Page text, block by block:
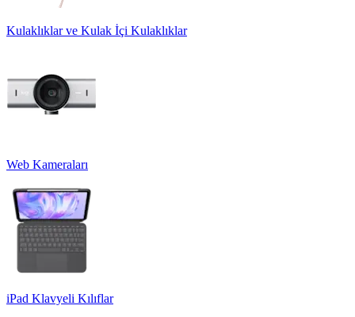
Kulaklıklar ve Kulak İçi Kulaklıklar
Web Kameraları
iPad Klavyeli Kılıflar